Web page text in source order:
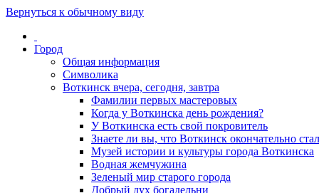
Вернуться к обычному виду
Город
Общая информация
Символика
Воткинск вчера, сегодня, завтра
Фамилии первых мастеровых
Когда у Воткинска день рождения?
У Воткинска есть свой покровитель
Знаете ли вы, что Воткинск окончательно
Музей истории и культуры города Воткинска
Водная жемчужина
Зеленый мир старого города
Добрый дух богадельни